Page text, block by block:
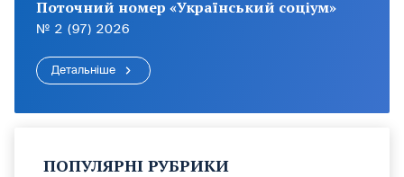
Поточний номер «Український соціум»
№ 2 (97) 2026
Детальніше
ПОПУЛЯРНІ РУБРИКИ